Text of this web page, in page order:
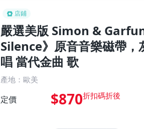
店鋪
嚴選美版 Simon &
Silence》原音音樂磁帶，
唱 當代金曲 歌
產地：歐美
定價 $870